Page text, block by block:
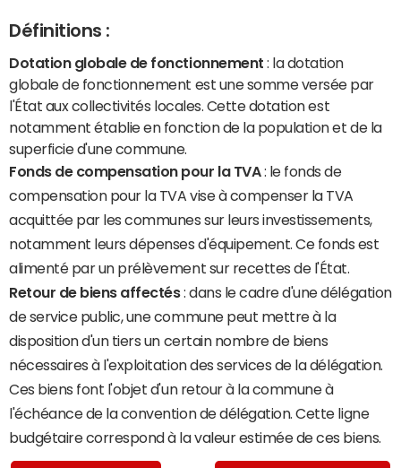
Définitions :
Dotation globale de fonctionnement : la dotation
globale de fonctionnement est une somme versée par
l'État aux collectivités locales. Cette dotation est
notamment établie en fonction de la population et de la
superficie d'une commune.
Fonds de compensation pour la TVA: le fonds de
compensation pour la TVA vise à compenser la TVA
acquittée par les communes sur leurs investissements,
notamment leurs dépenses d'équipement. Ce fonds est
alimenté par un prélèvement sur recettes de l'État.
Retour de biens affectés: dans le cadre d'une délégation
de service public, une commune peut mettre à la
disposition d'un tiers un certain nombre de biens
nécessaires à l'exploitation des services de la délégation.
Ces biens font l'objet d'un retour à la commune à
l'échéance de la convention de délégation. Cette ligne
budgétaire correspond à la valeur estimée de ces biens.